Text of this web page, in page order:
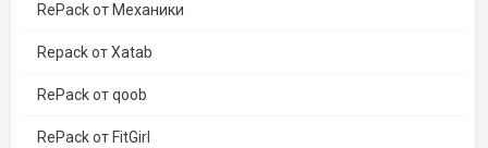
RePack от Механики
Repack от Xatab
RePack от qoob
RePack от FitGirl